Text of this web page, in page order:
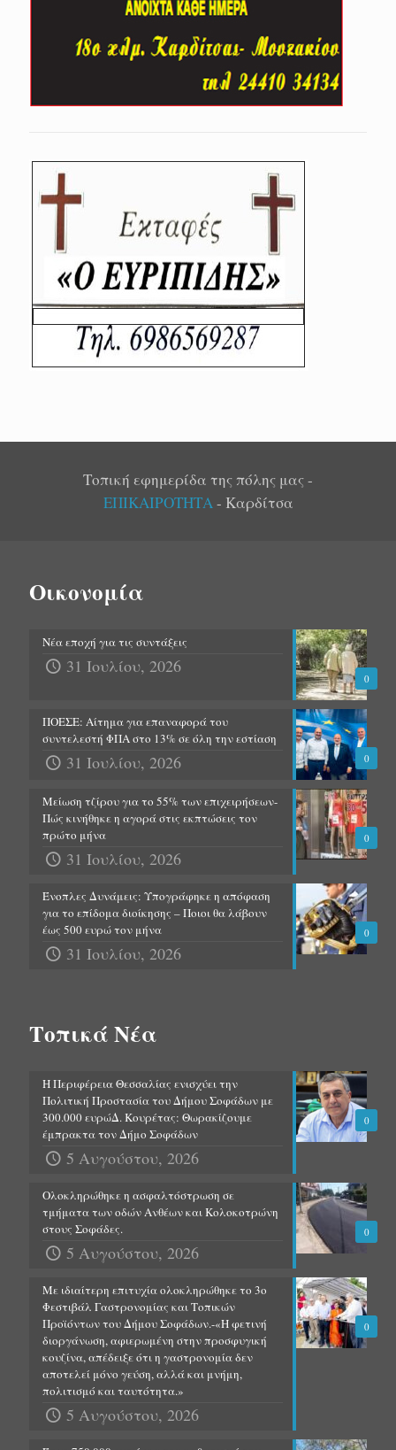
Τοπική εφημερίδα της πόλης μας -
ΕΠΙΚΑΙΡΟΤΗΤΑ- Καρδίτσα
Οικονομία
0
Νέα εποχή για τις συντάξεις
31 Ιουλίου, 2026
0
ΠΟΕΣΕ: Αίτημα για επαναφορά του
συντελεστή ΦΠΑ στο 13% σε όλη την εστίαση
31 Ιουλίου, 2026
0
Μείωση τζίρου για το 55% των επιχειρήσεων-
Πώς κινήθηκε η αγορά στις εκπτώσεις τον
πρώτο μήνα
31 Ιουλίου, 2026
0
Ένοπλες Δυνάμεις: Υπογράφηκε η απόφαση
για το επίδομα διοίκησης – Ποιοι θα λάβουν
έως 500 ευρώ τον μήνα
31 Ιουλίου, 2026
Τοπικά Νέα
0
Η Περιφέρεια Θεσσαλίας ενισχύει την
Πολιτική Προστασία του Δήμου Σοφάδων με
300.000 ευρώΔ. Κουρέτας: Θωρακίζουμε
έμπρακτα τον Δήμο Σοφάδων
5 Αυγούστου, 2026
0
Ολοκληρώθηκε η ασφαλτόστρωση σε
τμήματα των οδών Ανθέων και Κολοκοτρώνη
στους Σοφάδες.
5 Αυγούστου, 2026
0
Με ιδιαίτερη επιτυχία ολοκληρώθηκε το 3ο
Φεστιβάλ Γαστρονομίας και Τοπικών
Προϊόντων του Δήμου Σοφάδων.-«Η φετινή
διοργάνωση, αφιερωμένη στην προσφυγική
κουζίνα, απέδειξε ότι η γαστρονομία δεν
αποτελεί μόνο γεύση, αλλά και μνήμη,
πολιτισμό και ταυτότητα.»
5 Αυγούστου, 2026